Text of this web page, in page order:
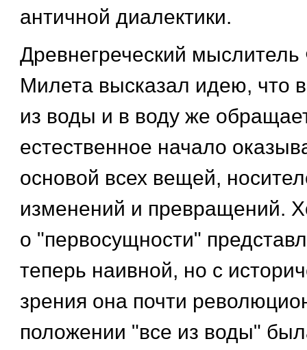
античной диалектики.
Древнегреческий
Милета высказал идею, что
из воды и в воду же
естественное начало
основой всех вещей,
изменений и превращений.
о "первосущности"
теперь наивной, но с
зрения она почти
положении "все из воды"